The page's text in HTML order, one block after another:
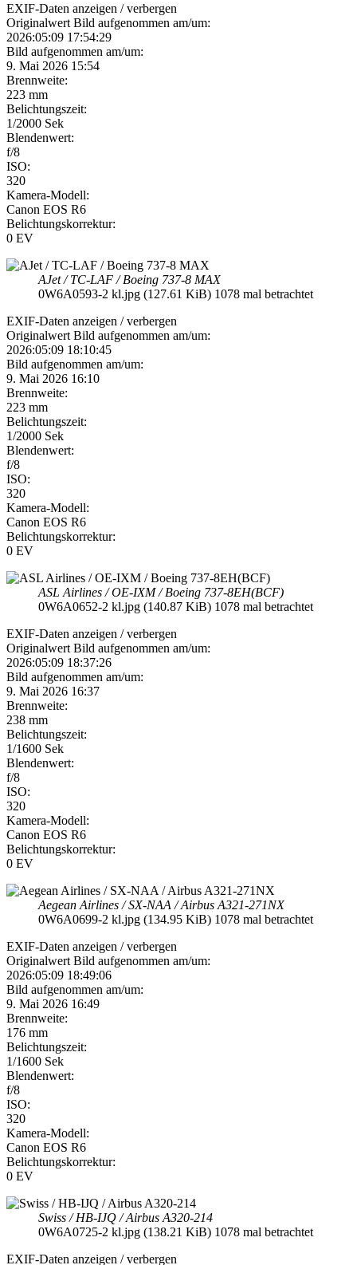
EXIF-Daten anzeigen / verbergen
Originalwert Bild aufgenommen am/um:
2026:05:09 17:54:29
Bild aufgenommen am/um:
9. Mai 2026 15:54
Brennweite:
223 mm
Belichtungszeit:
1/2000 Sek
Blendenwert:
f/8
ISO:
320
Kamera-Modell:
Canon EOS R6
Belichtungskorrektur:
0 EV
AJet / TC-LAF / Boeing 737-8 MAX
0W6A0593-2 kl.jpg (127.61 KiB) 1078 mal betrachtet
EXIF-Daten anzeigen / verbergen
Originalwert Bild aufgenommen am/um:
2026:05:09 18:10:45
Bild aufgenommen am/um:
9. Mai 2026 16:10
Brennweite:
223 mm
Belichtungszeit:
1/2000 Sek
Blendenwert:
f/8
ISO:
320
Kamera-Modell:
Canon EOS R6
Belichtungskorrektur:
0 EV
ASL Airlines / OE-IXM / Boeing 737-8EH(BCF)
0W6A0652-2 kl.jpg (140.87 KiB) 1078 mal betrachtet
EXIF-Daten anzeigen / verbergen
Originalwert Bild aufgenommen am/um:
2026:05:09 18:37:26
Bild aufgenommen am/um:
9. Mai 2026 16:37
Brennweite:
238 mm
Belichtungszeit:
1/1600 Sek
Blendenwert:
f/8
ISO:
320
Kamera-Modell:
Canon EOS R6
Belichtungskorrektur:
0 EV
Aegean Airlines / SX-NAA / Airbus A321-271NX
0W6A0699-2 kl.jpg (134.95 KiB) 1078 mal betrachtet
EXIF-Daten anzeigen / verbergen
Originalwert Bild aufgenommen am/um:
2026:05:09 18:49:06
Bild aufgenommen am/um:
9. Mai 2026 16:49
Brennweite:
176 mm
Belichtungszeit:
1/1600 Sek
Blendenwert:
f/8
ISO:
320
Kamera-Modell:
Canon EOS R6
Belichtungskorrektur:
0 EV
Swiss / HB-IJQ / Airbus A320-214
0W6A0725-2 kl.jpg (138.21 KiB) 1078 mal betrachtet
EXIF-Daten anzeigen / verbergen